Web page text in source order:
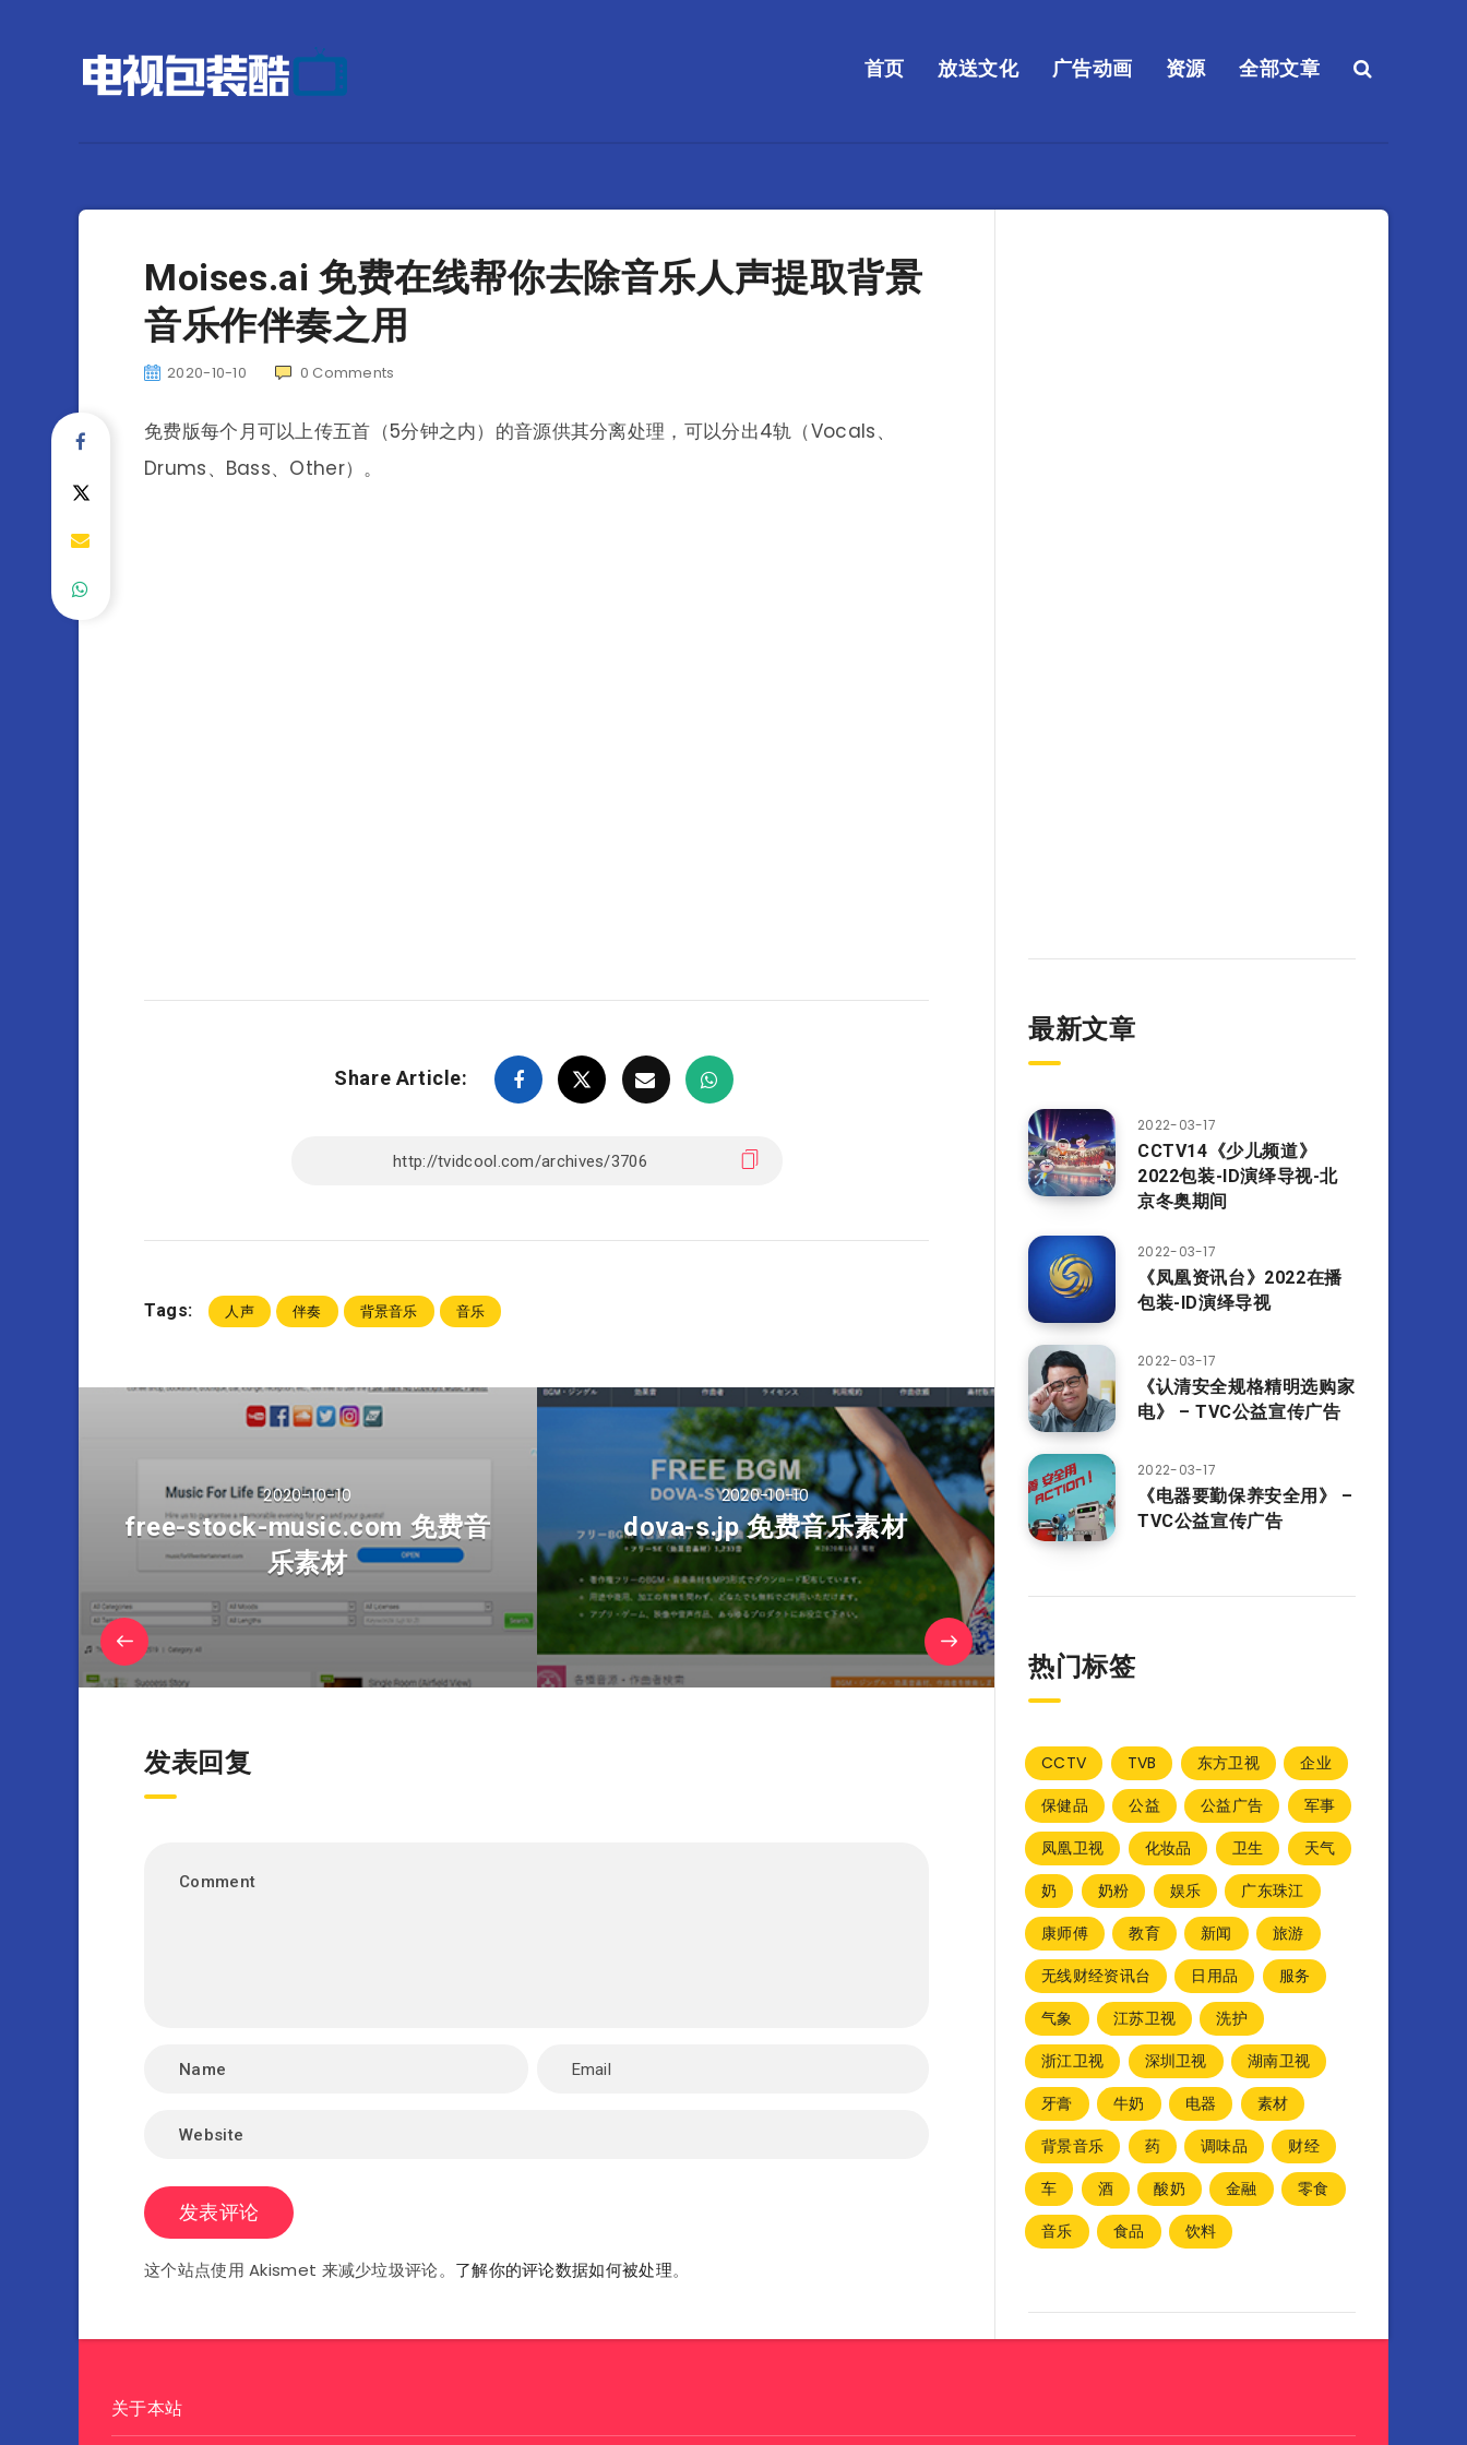
首页 放送文化 广告动画 资源 全部文章
Moises.ai 免费在线帮你去除音乐人声提取背景
音乐作伴奏之用
2020-10-10 0 Comments
免费版每个月可以上传五首（5分钟之内）的音源供其分离处理，可以分出4轨（Vocals、
Drums、Bass、Other）。
Share Article:
Tags: 人声 伴奏 背景音乐 音乐
2020-10-10
free-stock-music.com 免费音
乐素材
2020-10-10
dova-s.jp 免费音乐素材
发表回复
这个站点使用 Akismet 来减少垃圾评论。 了解你的评论数据如何被处理。
最新文章
2022-03-17
CCTV14《少儿频道》
2022包装-ID演绎导视-北
京冬奥期间
2022-03-17
《凤凰资讯台》2022在播
包装-ID演绎导视
2022-03-17
《认清安全规格精明选购家
电》 – TVC公益宣传广告
2022-03-17
《电器要勤保养安全用》 –
TVC公益宣传广告
热门标签
CCTV TVB 东方卫视
企业
保健品
公益 公益广告
军事
凤凰卫视
化妆品 卫生
天气
奶
奶粉 娱乐
广东珠江
康师傅
教育 新闻
旅游
无线财经资讯台
日用品
服务
气象
江苏卫视
洗护
浙江卫视
深圳卫视
湖南卫视
牙膏
牛奶 电器
素材
背景音乐
药 调味品
财经
车
酒 酸奶 金融
零食
音乐
食品 饮料
关于本站